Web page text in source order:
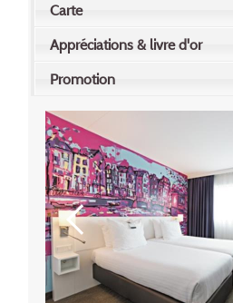
Carte
Appréciations & livre d'or
Promotion